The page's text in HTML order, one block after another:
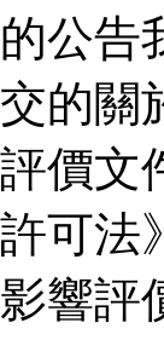
的公告
交的關
評價文
許可法
影響評